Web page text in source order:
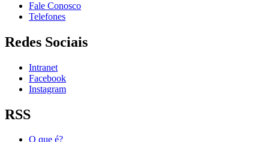
Fale Conosco
Telefones
Redes Sociais
Intranet
Facebook
Instagram
RSS
O que é?